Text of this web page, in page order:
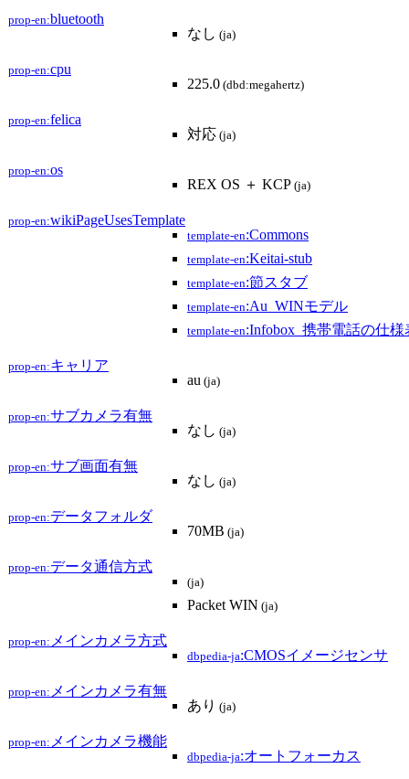
prop-en:bluetooth
なし (ja)
prop-en:cpu
225.0 (dbd:megahertz)
prop-en:felica
対応 (ja)
prop-en:os
REX OS ＋ KCP (ja)
prop-en:wikiPageUsesTemplate
template-en:Commons
template-en:Keitai-stub
template-en:節スタブ
template-en:Au_WINモデル
template-en:Infobox_携帯電話の仕様
prop-en:キャリア
au (ja)
prop-en:サブカメラ有無
なし (ja)
prop-en:サブ画面有無
なし (ja)
prop-en:データフォルダ
70MB (ja)
prop-en:データ通信方式
(ja)
Packet WIN (ja)
prop-en: メインカメラ方式
dbpedia-ja:CMOSイメージセンサ
prop-en: メインカメラ有無
あり (ja)
prop-en: メインカメラ機能
dbpedia-ja:オートフォーカス